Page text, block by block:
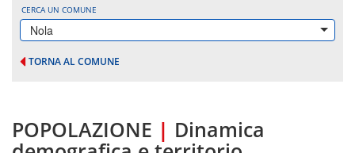
CERCA UN COMUNE
Nola
TORNA AL COMUNE
POPOLAZIONE | Dinamica